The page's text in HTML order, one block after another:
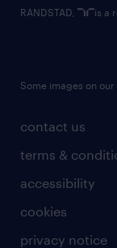
contact us
terms &
accessibility
cookies
privacy notice
RANDSTAD, is a
Some images on